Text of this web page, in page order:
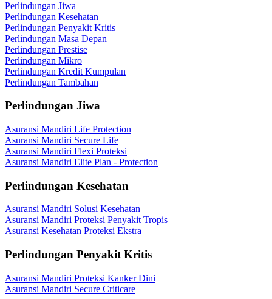
Perlindungan Jiwa
Perlindungan Kesehatan
Perlindungan Penyakit Kritis
Perlindungan Masa Depan
Perlindungan Prestise
Perlindungan Mikro
Perlindungan Kredit Kumpulan
Perlindungan Tambahan
Perlindungan Jiwa
Asuransi Mandiri Life Protection
Asuransi Mandiri Secure Life
Asuransi Mandiri Flexi Proteksi
Asuransi Mandiri Elite Plan - Protection
Perlindungan Kesehatan
Asuransi Mandiri Solusi Kesehatan
Asuransi Mandiri Proteksi Penyakit Tropis
Asuransi Kesehatan Proteksi Ekstra
Perlindungan Penyakit Kritis
Asuransi Mandiri Proteksi Kanker Dini
Asuransi Mandiri Secure Criticare